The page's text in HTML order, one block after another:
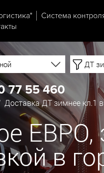
Система
ДТ
77 55 460
Доставка ДТ зимнее кл.1
ЕВРО,
в